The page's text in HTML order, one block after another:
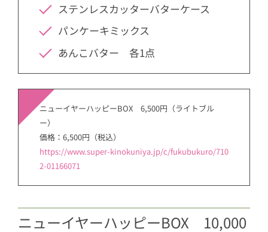
ステンレスカッターバターケース
パンケーキミックス
あんこバター 各1点
ニューイヤーハッピーBOX 6,500円（ライトブル
ー）
価格：6,500円（税込）
https://www.super-kinokuniya.jp/c/fukubukuro/710
2-01166071
ニューイヤーハッピーBOX 10,000